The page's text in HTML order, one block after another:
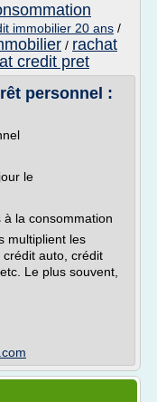
immobilier 20 ans /
/ rachat
credit pret
personnel :
le
la consommation
multiplient les
auto, crédit
Le plus souvent,